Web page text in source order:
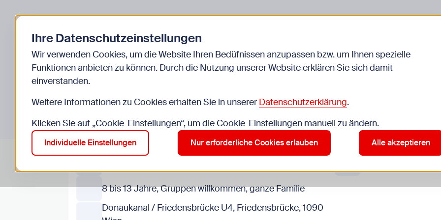
GRATIS
Stadtklettern
Bouldern in der Stadt
8 bis 13 Jahre, Gruppen willkommen, ganze Familie
Donaukanal / Friedensbrücke U4, Friedensbrücke, 1090
Ihre Datenschutzeinstellungen
Wir verwenden Cookies, um die Website Ihren Bedüfnissen anzupassen bzw. um Ihnen spezielle
Funktionen anbieten zu können. Durch die Nutzung unserer Website erklären Sie sich damit
einverstanden.
Weitere Informationen zu Cookies erhalten Sie in unsererDatenschutzerklärung.
Klicken Sie auf „Cookie-Einstellungen“, um die Cookie-Einstellungen manuell zu ändern.
Individuelle Einstellungen Nur erforderliche Cookies erlauben Alle akzeptieren